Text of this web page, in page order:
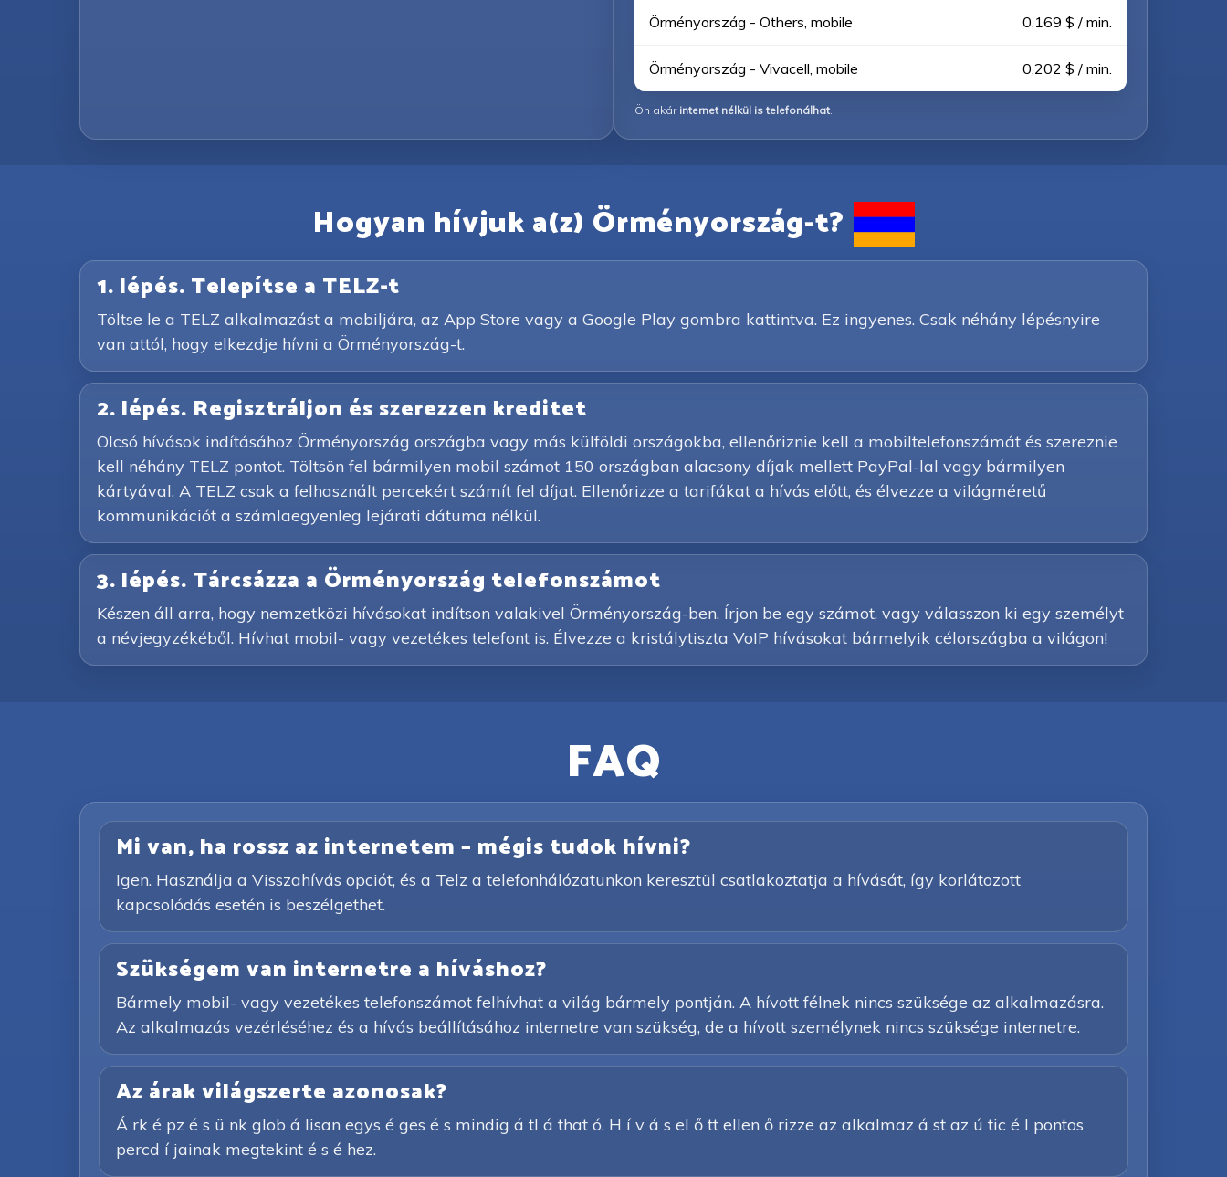
Örményország - Others, mobile 0,169 $ / min.
Örményország - Vivacell, mobile 0,202 $ / min.
Ön akár internet nélkül is telefonálhat.
Hogyan hívjuk a(z) Örményország-t?
1. lépés. Telepítse a TELZ-t
Töltse le a TELZ alkalmazást a mobiljára, az App Store vagy a Google Play gombra kattintva. Ez ingyenes. Csak néhány lépésnyire
van attól, hogy elkezdje hívni a Örményország-t.
2. lépés. Regisztráljon és szerezzen kreditet
Olcsó hívások indításához Örményország országba vagy más külföldi országokba, ellenőriznie kell a mobiltelefonszámát és szereznie
kell néhány TELZ pontot. Töltsön fel bármilyen mobil számot 150 országban alacsony díjak mellett PayPal-lal vagy bármilyen
kártyával. A TELZ csak a felhasznált percekért számít fel díjat. Ellenőrizze a tarifákat a hívás előtt, és élvezze a világméretű
kommunikációt a számlaegyenleg lejárati dátuma nélkül.
3. lépés. Tárcsázza a Örményország telefonszámot
Készen áll arra, hogy nemzetközi hívásokat indítson valakivel Örményország-ben. Írjon be egy számot, vagy válasszon ki egy személyt
a névjegyzékéből. Hívhat mobil- vagy vezetékes telefont is. Élvezze a kristálytiszta VoIP hívásokat bármelyik célországba a világon!
FAQ
Mi van, ha rossz az internetem – mégis tudok hívni?
Igen. Használja a Visszahívás opciót, és a Telz a telefonhálózatunkon keresztül csatlakoztatja a hívását, így korlátozott
kapcsolódás esetén is beszélgethet.
Szükségem van internetre a híváshoz?
Bármely mobil- vagy vezetékes telefonszámot felhívhat a világ bármely pontján. A hívott félnek nincs szüksége az alkalmazásra.
Az alkalmazás vezérléséhez és a hívás beállításához internetre van szükség, de a hívott személynek nincs szüksége internetre.
Az árak világszerte azonosak?
Á rk é pz é s ü nk glob á lisan egys é ges é s mindig á tl á that ó. H í v á s el ő tt ellen ő rizze az alkalmaz á st az ú tic é l pontos
percd í jainak megtekint é s é hez.